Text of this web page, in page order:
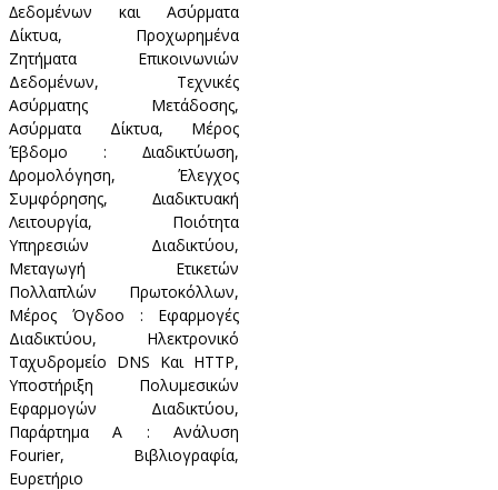
∆εδομένων και Ασύρματα
Δίκτυα, Προχωρημένα
Ζητήματα Επικοινωνιών
Δεδομένων, Τεχνικές
Ασύρματης Μετάδοσης,
Ασύρματα Δίκτυα, Μέρος
Έβδομο : ∆ιαδικτύωση,
∆ρομολόγηση, Έλεγχος
Συμφόρησης, ∆ιαδικτυακή
Λειτουργία, Ποιότητα
Υπηρεσιών Διαδικτύου,
Μεταγωγή Ετικετών
Πολλαπλών Πρωτοκόλλων,
Μέρος Όγδοο : Εφαρμογές
Διαδικτύου, Ηλεκτρονικό
Ταχυδρομείο DNS Και ΗTTP,
Υποστήριξη Πολυμεσικών
Εφαρμογών Διαδικτύου,
Παράρτημα Α : Ανάλυση
Fourier, Βιβλιογραφία,
Ευρετήριο